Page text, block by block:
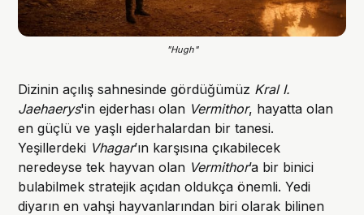
"Hugh"
Dizinin açılış sahnesinde gördüğümüz Kral I.
Jaehaerys'in ejderhası olan Vermithor, hayatta olan
en güçlü ve yaşlı ejderhalardan bir tanesi.
Yeşillerdeki Vhagar’ın karşısına çıkabilecek
neredeyse tek hayvan olan Vermithor’a bir binici
bulabilmek stratejik açıdan oldukça önemli. Yedi
diyarın en vahşi hayvanlarından biri olarak bilinen